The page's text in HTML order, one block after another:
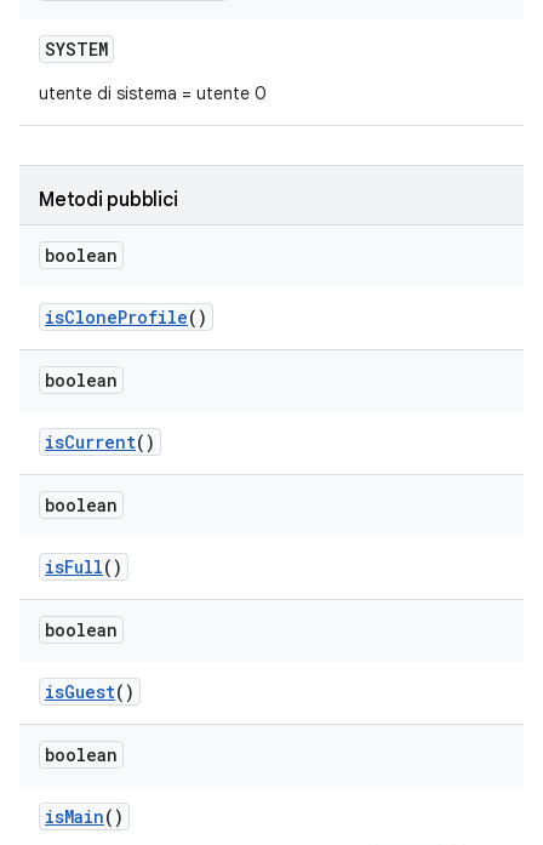
SYSTEM
utente di sistema = utente 0
Metodi pubblici
boolean
isCloneProfile()
boolean
isCurrent()
boolean
isFull()
boolean
isGuest()
boolean
isMain()